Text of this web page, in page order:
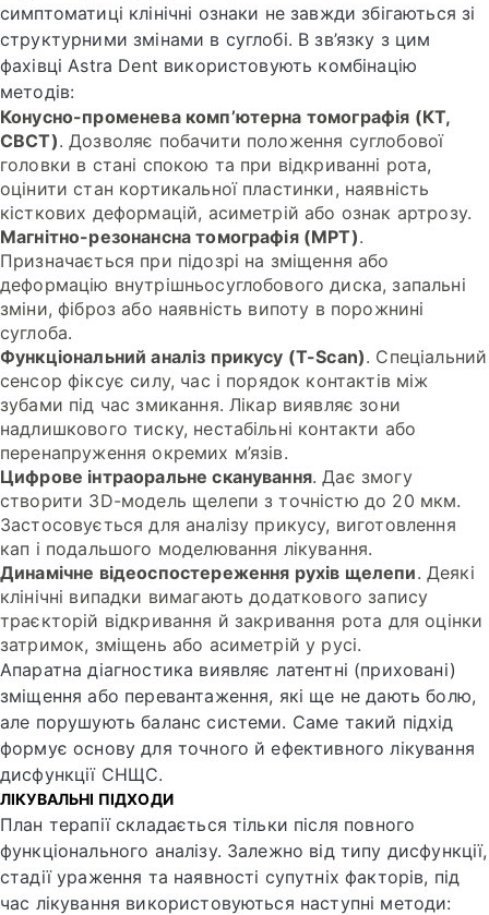
симптоматиці клінічні ознаки не завжди збігаються зі
структурними змінами в суглобі. В зв’язку з цим
фахівці Astra Dent використовують комбінацію
методів:
Конусно-променева комп’ютерна томографія (КТ,
CBCT). Дозволяє побачити положення суглобової
головки в стані спокою та при відкриванні рота,
оцінити стан кортикальної пластинки, наявність
кісткових деформацій, асиметрій або ознак артрозу.
Магнітно-резонансна томографія (МРТ).
Призначається при підозрі на зміщення або
деформацію внутрішньосуглобового диска, запальні
зміни, фіброз або наявність випоту в порожнині
суглоба.
Функціональний аналіз прикусу (T-Scan). Спеціальний
сенсор фіксує силу, час і порядок контактів між
зубами під час змикання. Лікар виявляє зони
надлишкового тиску, нестабільні контакти або
перенапруження окремих м’язів.
Цифрове інтраоральне сканування. Дає змогу
створити 3D-модель щелепи з точністю до 20 мкм.
Застосовується для аналізу прикусу, виготовлення
кап і подальшого моделювання лікування.
Динамічне відеоспостереження рухів щелепи. Деякі
клінічні випадки вимагають додаткового запису
траєкторій відкривання й закривання рота для оцінки
затримок, зміщень або асиметрій у русі.
Апаратна діагностика виявляє латентні (приховані)
зміщення або перевантаження, які ще не дають болю,
але порушують баланс системи. Саме такий підхід
формує основу для точного й ефективного лікування
дисфункції СНЩС.
ЛІКУВАЛЬНІ ПІДХОДИ
План терапії складається тільки після повного
функціонального аналізу. Залежно від типу дисфункції,
стадії ураження та наявності супутніх факторів, під
час лікування використовуються наступні методи: